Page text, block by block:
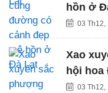
hồn ở
03 Th12,
Xao
hội hoa
03 Th12,